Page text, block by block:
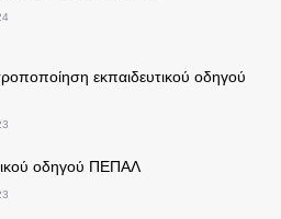
εκπαιδευτικού οδηγού
οδηγού ΠΕΠΑΛ